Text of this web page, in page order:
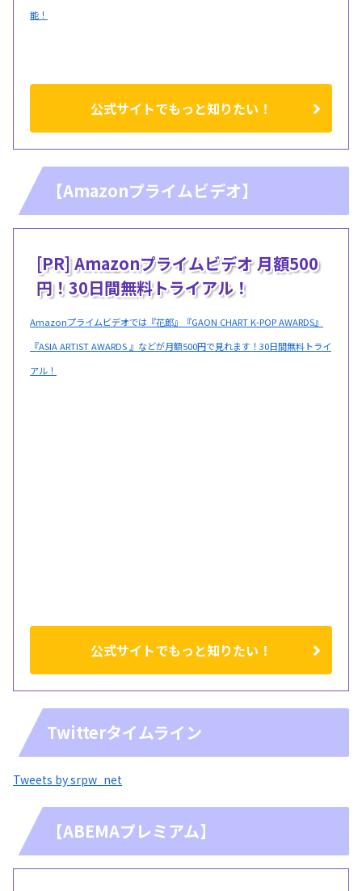
能！
公式サイトでもっと知りたい！
【Amazonプライムビデオ】
[PR] Amazonプライムビデオ 月額500
円！30日間無料トライアル！
Amazonプライムビデオでは『花郎』『GAON CHART K-POP AWARDS』
『ASIA ARTIST AWARDS 』などが月額500円で見れます！30日間無料トライ
アル！
公式サイトでもっと知りたい！
Twitterタイムライン
Tweets by srpw_net
【ABEMAプレミアム】